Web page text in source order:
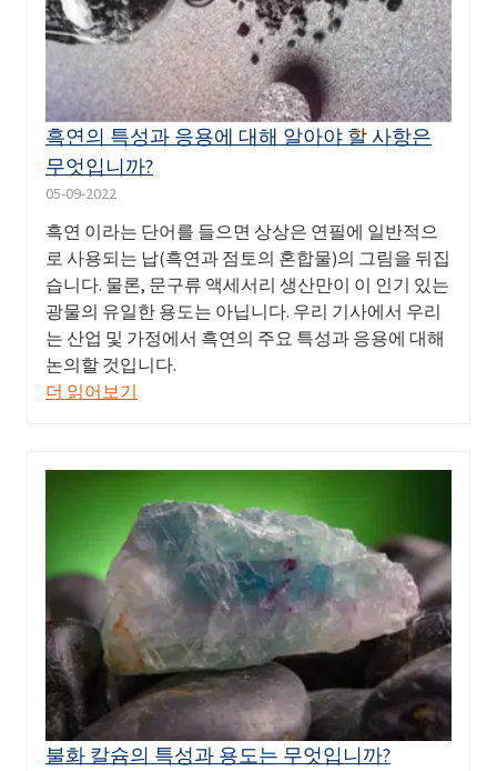
흑연의 특성과 응용에 대해 알아야 할 사항은
무엇입니까?
05-09-2022
흑연 이라는 단어를 들으면 상상은 연필에 일반적으
로 사용되는 납(흑연과 점토의 혼합물)의 그림을 뒤집
습니다. 물론, 문구류 액세서리 생산만이 이 인기 있는
광물의 유일한 용도는 아닙니다. 우리 기사에서 우리
는 산업 및 가정에서 흑연의 주요 특성과 응용에 대해
논의할 것입니다.
더 읽어보기
불화 칼슘의 특성과 용도는 무엇입니까?